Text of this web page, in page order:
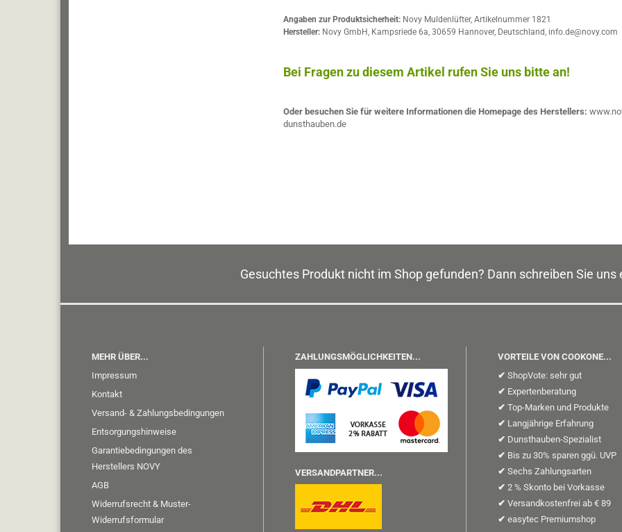
Angaben zur Produktsicherheit: Novy Muldenlüfter, Artikelnummer 1821
Hersteller: Novy GmbH, Kampsriede 6a, 30659 Hannover, Deutschland, info.de@novy.com
Bei Fragen zu diesem Artikel rufen Sie uns bitte an!
Oder besuchen Sie für weitere Informationen die Homepage des Herstellers:
dunsthauben.de
Gesuchtes Produkt nicht im Shop gefunden? Dann schreiben Sie uns
MEHR ÜBER...
Impressum
Kontakt
Versand- & Zahlungsbedingungen
Entsorgungshinweise
Garantiebedingungen des
Herstellers NOVY
AGB
Widerrufsrecht & Muster-
Widerrufsformular
ZAHLUNGSMÖGLICHKEITEN...
VERSANDPARTNER...
VORTEILE VON COOKONE...
✔ ShopVote: sehr gut
✔ Expertenberatung
✔ Top-Marken und Produkte
✔ Langjährige Erfahrung
✔ Dunsthauben-Spezialist
✔ Bis zu 30% sparen ggü. UVP
✔ Sechs Zahlungsarten
✔ 2 % Skonto bei Vorkasse
✔ Versandkostenfrei ab € 89
✔ easytec Premiumshop